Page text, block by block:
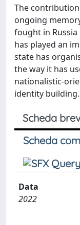
The
ongoing
fought in Russia
has played an
state has
the way it has
nationalistic-
identity building.
Scheda
Scheda
Data
2022